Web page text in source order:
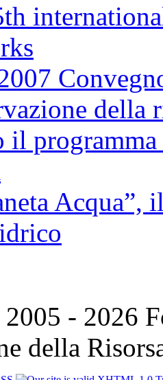
della
il
Acqua”,
- 2026
della